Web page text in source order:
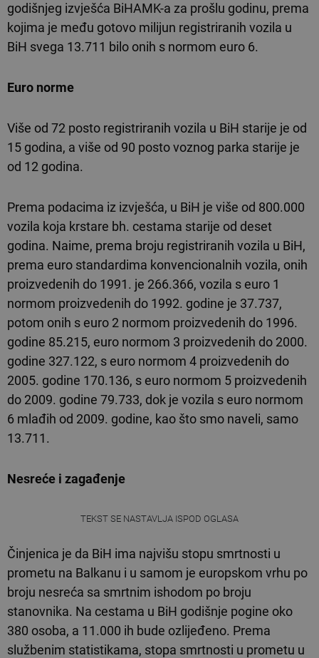
godišnjeg izvješća BiHAMK-a za prošlu godinu, prema
kojima je među gotovo milijun registriranih vozila u
BiH svega 13.711 bilo onih s normom euro 6.
Euro norme
Više od 72 posto registriranih vozila u BiH starije je od
15 godina, a više od 90 posto voznog parka starije je
od 12 godina.
Prema podacima iz izvješća, u BiH je više od 800.000
vozila koja krstare bh. cestama starije od deset
godina. Naime, prema broju registriranih vozila u BiH,
prema euro standardima konvencionalnih vozila, onih
proizvedenih do 1991. je 266.366, vozila s euro 1
normom proizvedenih do 1992. godine je 37.737,
potom onih s euro 2 normom proizvedenih do 1996.
godine 85.215, euro normom 3 proizvedenih do 2000.
godine 327.122, s euro normom 4 proizvedenih do
2005. godine 170.136, s euro normom 5 proizvedenih
do 2009. godine 79.733, dok je vozila s euro normom
6 mlađih od 2009. godine, kao što smo naveli, samo
13.711.
Nesreće i zagađenje
TEKST SE NASTAVLJA ISPOD OGLASA
Činjenica je da BiH ima najvišu stopu smrtnosti u
prometu na Balkanu i u samom je europskom vrhu po
broju nesreća sa smrtnim ishodom po broju
stanovnika. Na cestama u BiH godišnje pogine oko
380 osoba, a 11.000 ih bude ozlijeđeno. Prema
službenim statistikama, stopa smrtnosti u prometu u